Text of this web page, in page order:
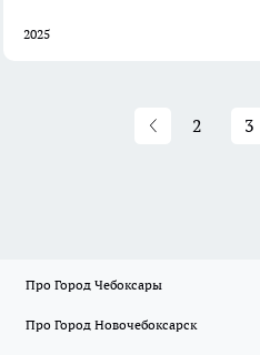
2025
2 3
Про Город Чебоксары
Про Город Новочебоксарск